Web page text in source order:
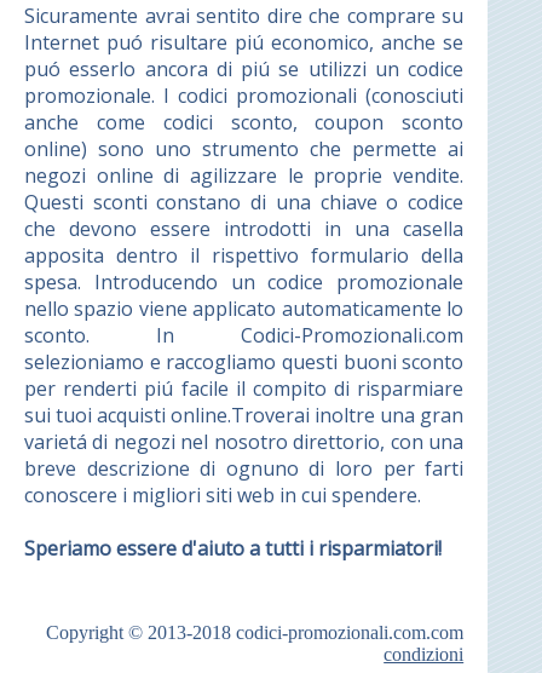
Sicuramente avrai sentito dire che comprare su
Internet puó risultare piú economico, anche se
puó esserlo ancora di piú se utilizzi un codice
promozionale. I codici promozionali (conosciuti
anche come codici sconto, coupon sconto
online) sono uno strumento che permette ai
negozi online di agilizzare le proprie vendite.
Questi sconti constano di una chiave o codice
che devono essere introdotti in una casella
apposita dentro il rispettivo formulario della
spesa. Introducendo un codice promozionale
nello spazio viene applicato automaticamente lo
sconto. In Codici-Promozionali.com
selezioniamo e raccogliamo questi buoni sconto
per renderti piú facile il compito di risparmiare
sui tuoi acquisti online.Troverai inoltre una gran
varietá di negozi nel nosotro direttorio, con una
breve descrizione di ognuno di loro per farti
conoscere i migliori siti web in cui spendere.
Speriamo essere d'aiuto a tutti i risparmiatori!
Copyright © 2013-2018 codici-promozionali.com.com
condizioni